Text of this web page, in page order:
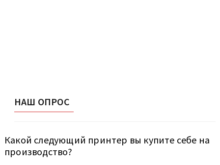
НАШ ОПРОС
Какой следующий принтер вы купите себе на
производство?